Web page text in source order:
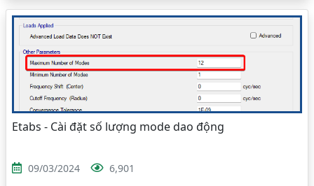
Etabs - Cài đặt số lượng mode dao động
09/03/2024 6,901